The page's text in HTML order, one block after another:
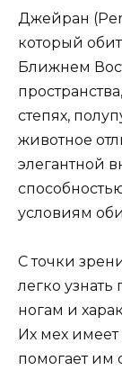
Джейран
который
Ближнем
степях,
животное
элегантной
условиям
С точки
легко
ногам и
Их мех имеет
помогает им